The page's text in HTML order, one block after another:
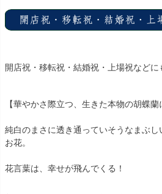
開店祝・移転祝・結婚祝・上場祝などに
【華やかさ際立つ、生きた本物の胡蝶蘭
純白のまさに透き通っていそうなまぶ
お花。
花言葉は、幸せが飛んでくる！